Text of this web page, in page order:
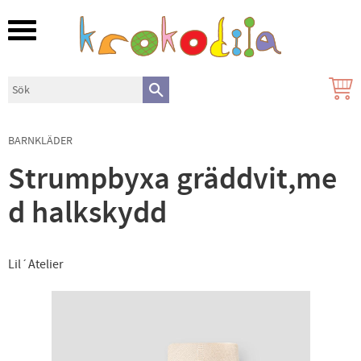
Meny
BARNKLÄDER
Strumpbyxa gräddvit,me
d halkskydd
Lil´Atelier